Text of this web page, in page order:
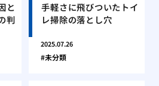
と
判
手軽さに飛びついたトイ
レ掃除の落とし穴
2025.07.26
未分類